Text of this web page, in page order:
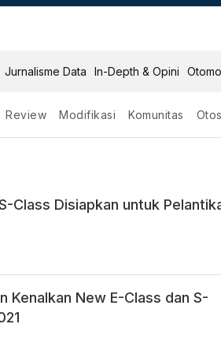
Jurnalisme Data In-Depth & Opini
Review Modifikasi Komunitas
Class Disiapkan untuk
Kenalkan New E-Class dan S-